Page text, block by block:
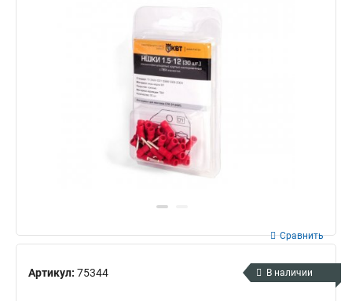
Артикул: 75344
Сравнить
В наличии